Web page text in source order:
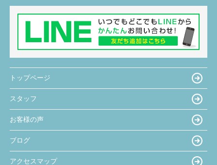
トップページ
スタッフ
お客様の声
ブログ
アクセスマップ